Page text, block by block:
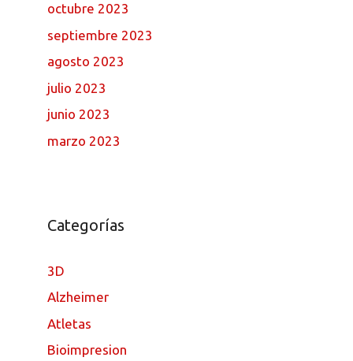
octubre 2023
septiembre 2023
agosto 2023
julio 2023
junio 2023
marzo 2023
Categorías
3D
Alzheimer
Atletas
Bioimpresion